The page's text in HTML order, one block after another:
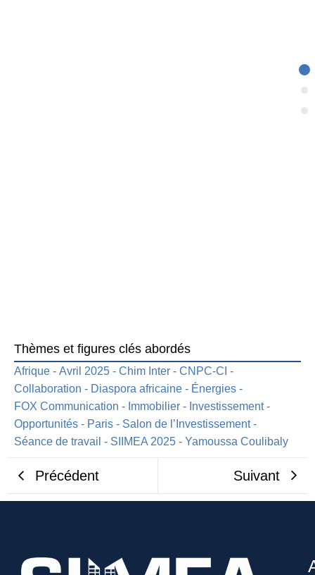
Thèmes et figures clés abordés
Afrique - Avril 2025 - Chim Inter - CNPC-CI -
Collaboration - Diaspora africaine - Énergies -
FOX Communication - Immobilier - Investissement-
Opportunités - Paris - Salon de l’Investissement-
Séance de travail - SIIMEA 2025 - Yamoussa Coulibaly
Précédent Suivant